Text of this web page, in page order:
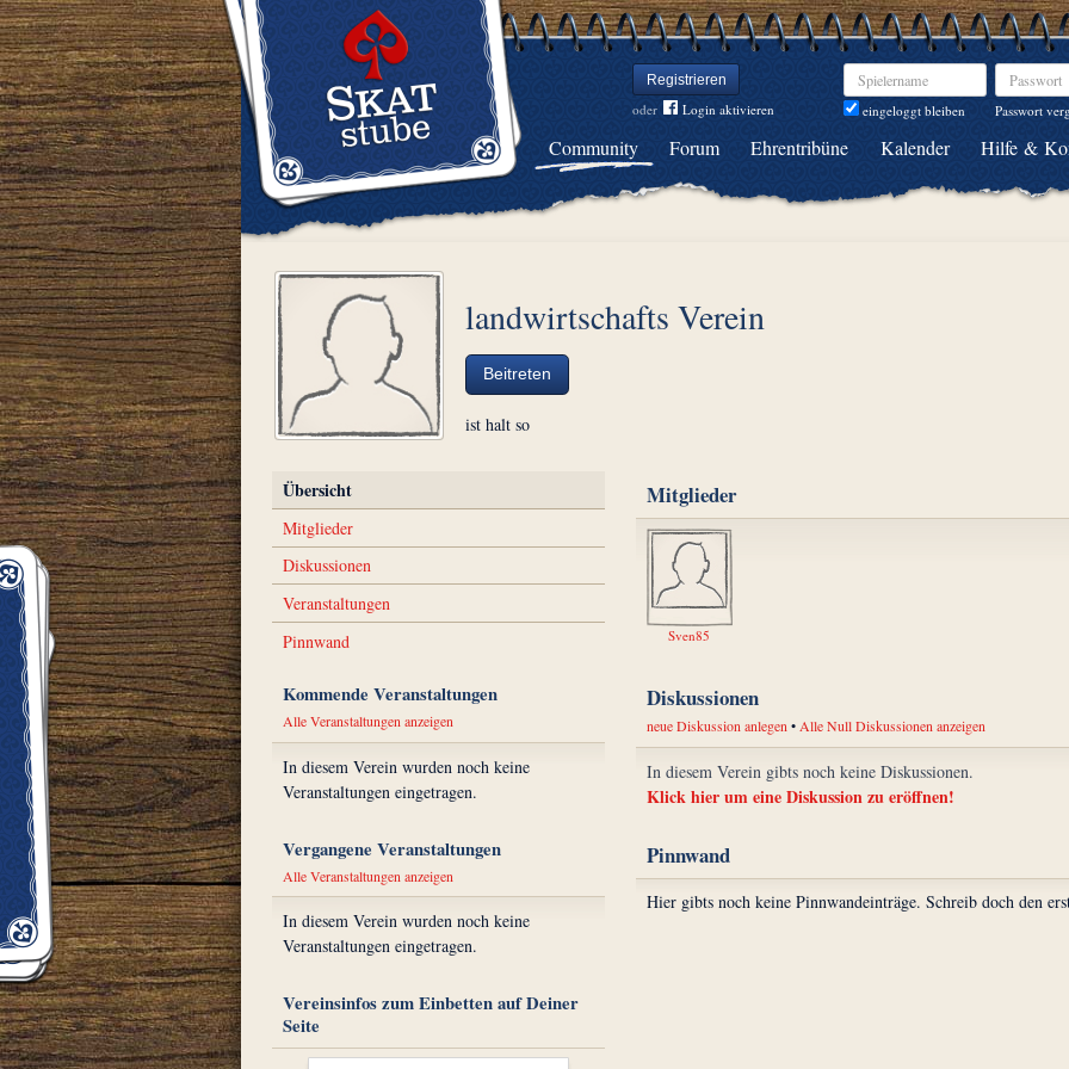
Registrieren
oder Login aktivieren
Spielername
eingeloggt bleiben
Passwort
Passwort
Community Forum Ehrentribüne Kalender Hilfe &
landwirtschafts Verein
Beitreten
ist halt so
Übersicht
Mitglieder
Diskussionen
Veranstaltungen
Pinnwand
Kommende Veranstaltungen
Alle Veranstaltungen anzeigen
In diesem Verein wurden noch keine
Veranstaltungen eingetragen.
Vergangene Veranstaltungen
Alle Veranstaltungen anzeigen
In diesem Verein wurden noch keine
Veranstaltungen eingetragen.
Vereinsinfos zum Einbetten auf Deiner
Seite
Mitglieder
Sven85
Diskussionen
neue Diskussion anlegen•Alle Null Diskussionen anzeigen
In diesem Verein gibts noch keine Diskussionen.
Klick hier um eine Diskussion zu eröffnen!
Pinnwand
Hier gibts noch keine Pinnwandeinträge. Schreib doch den